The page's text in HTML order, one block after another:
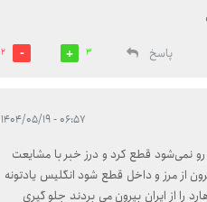
پاسخ
3
2
۰۶:۵۷ - ۱۴۰۴/۰۵/۱۹
رو نمی‌شود قطع کرد و درز خبر با مشایعت
از مرز و داخل قطع شود انگلیس یادتونه
را از ایران بیرون می بردند جلو گیری